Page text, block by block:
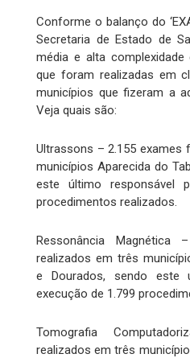
Conforme o balanço do
Secretaria de Estado de
média e alta
que foram realizadas em
municípios que fizeram a
Veja quais são:
Ultrassons – 2.155 exames
municípios Aparecida do
este último responsável
procedimentos realizados.
Ressonância Magnética
realizados em três
e Dourados, sendo este
execução de 1.799
Tomografia
realizados em três